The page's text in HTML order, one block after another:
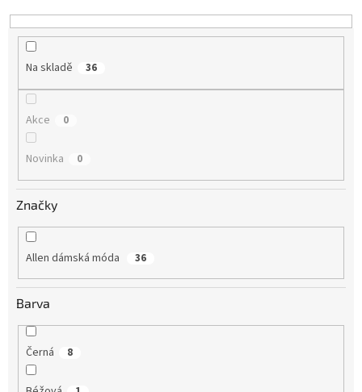
u
Na skladě 36
Akce 0
Novinka 0
Značky
Allen dámská móda 36
Barva
Černá 8